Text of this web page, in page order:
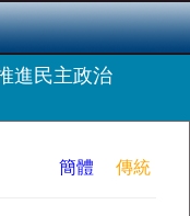
進民主政治
簡體 傳統